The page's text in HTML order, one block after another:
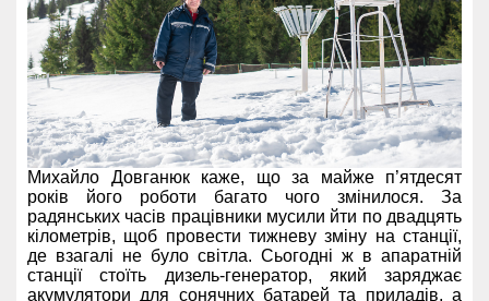
Михайло Довганюк каже, що за майже п’ятдесят
років його роботи багато чого змінилося. За
радянських часів працівники мусили йти по двадцять
кілометрів, щоб провести тижневу зміну на станції,
де взагалі не було світла. Сьогодні ж в апаратній
станції стоїть дизель-генератор, який заряджає
акумулятори для сонячних батарей та приладів, а